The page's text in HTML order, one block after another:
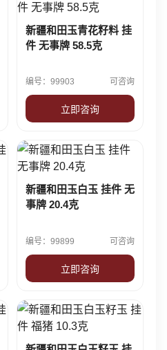
新疆和田玉青花籽料 挂
件 无事牌 58.5克
编号：99903 可咨询
立即咨询
新疆和田玉白玉 挂件 无
事牌 20.4克
编号：99899 可咨询
立即咨询